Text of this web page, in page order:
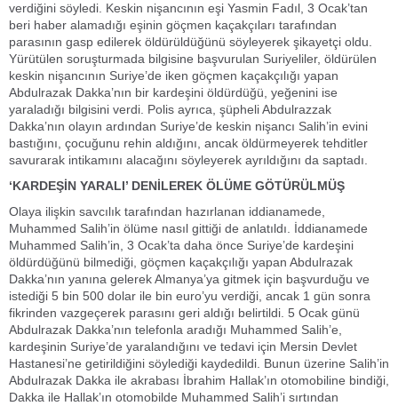
verdiğini söyledi. Keskin nişancının eşi Yasmin Fadıl, 3 Ocak’tan
beri haber alamadığı eşinin göçmen kaçakçıları tarafından
parasının gasp edilerek öldürüldüğünü söyleyerek şikayetçi oldu.
Yürütülen soruşturmada bilgisine başvurulan Suriyeliler, öldürülen
keskin nişancının Suriye’de iken göçmen kaçakçılığı yapan
Abdulrazak Dakka’nın bir kardeşini öldürdüğü, yeğenini ise
yaraladığı bilgisini verdi. Polis ayrıca, şüpheli Abdulrazzak
Dakka’nın olayın ardından Suriye’de keskin nişancı Salih’in evini
bastığını, çocuğunu rehin aldığını, ancak öldürmeyerek tehditler
savurarak intikamını alacağını söyleyerek ayrıldığını da saptadı.
‘KARDEŞİN YARALI’ DENİLEREK ÖLÜME GÖTÜRÜLMÜŞ
Olaya ilişkin savcılık tarafından hazırlanan iddianamede,
Muhammed Salih’in ölüme nasıl gittiği de anlatıldı. İddianamede
Muhammed Salih’in, 3 Ocak’ta daha önce Suriye’de kardeşini
öldürdüğünü bilmediği, göçmen kaçakçılığı yapan Abdulrazak
Dakka’nın yanına gelerek Almanya’ya gitmek için başvurduğu ve
istediği 5 bin 500 dolar ile bin euro’yu verdiği, ancak 1 gün sonra
fikrinden vazgeçerek parasını geri aldığı belirtildi. 5 Ocak günü
Abdulrazak Dakka’nın telefonla aradığı Muhammed Salih’e,
kardeşinin Suriye’de yaralandığını ve tedavi için Mersin Devlet
Hastanesi’ne getirildiğini söylediği kaydedildi. Bunun üzerine Salih’in
Abdulrazak Dakka ile akrabası İbrahim Hallak’ın otomobiline bindiği,
Dakka ile Hallak’ın otomobilde Muhammed Salih’i sırtından